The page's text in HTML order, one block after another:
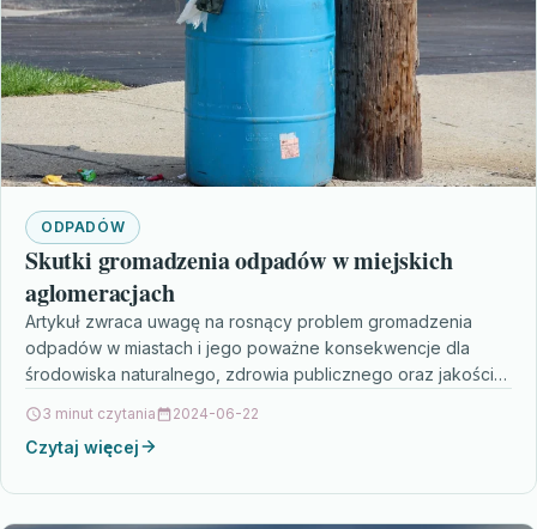
ODPADÓW
Skutki gromadzenia odpadów w miejskich
aglomeracjach
Artykuł zwraca uwagę na rosnący problem gromadzenia
odpadów w miastach i jego poważne konsekwencje dla
środowiska naturalnego, zdrowia publicznego oraz jakości
3 minut czytania 2024-06-22
Czytaj więcej